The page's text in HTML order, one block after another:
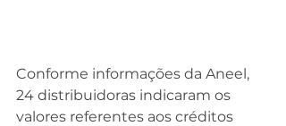
Conforme informações da Aneel,
24 distribuidoras indicaram os
valores referentes aos créditos